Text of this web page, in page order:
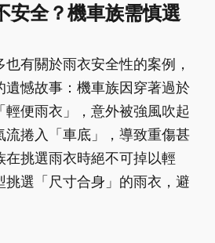
安全？機車族需慎選
有關於雨衣安全性的案例，
遺憾故事：機車族因穿著過於
便雨衣」，意外被強風吹起
流捲入「車底」，導致重傷甚
在挑選雨衣時絕不可掉以輕
挑選「尺寸合身」的雨衣，避